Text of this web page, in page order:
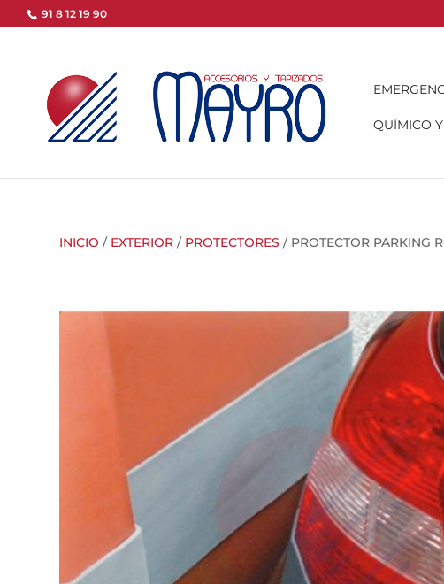
91 8 12 19 90
QUÍMICO
INICIO / EXTERIOR / PROTECTORES / PROTECTOR PARKING